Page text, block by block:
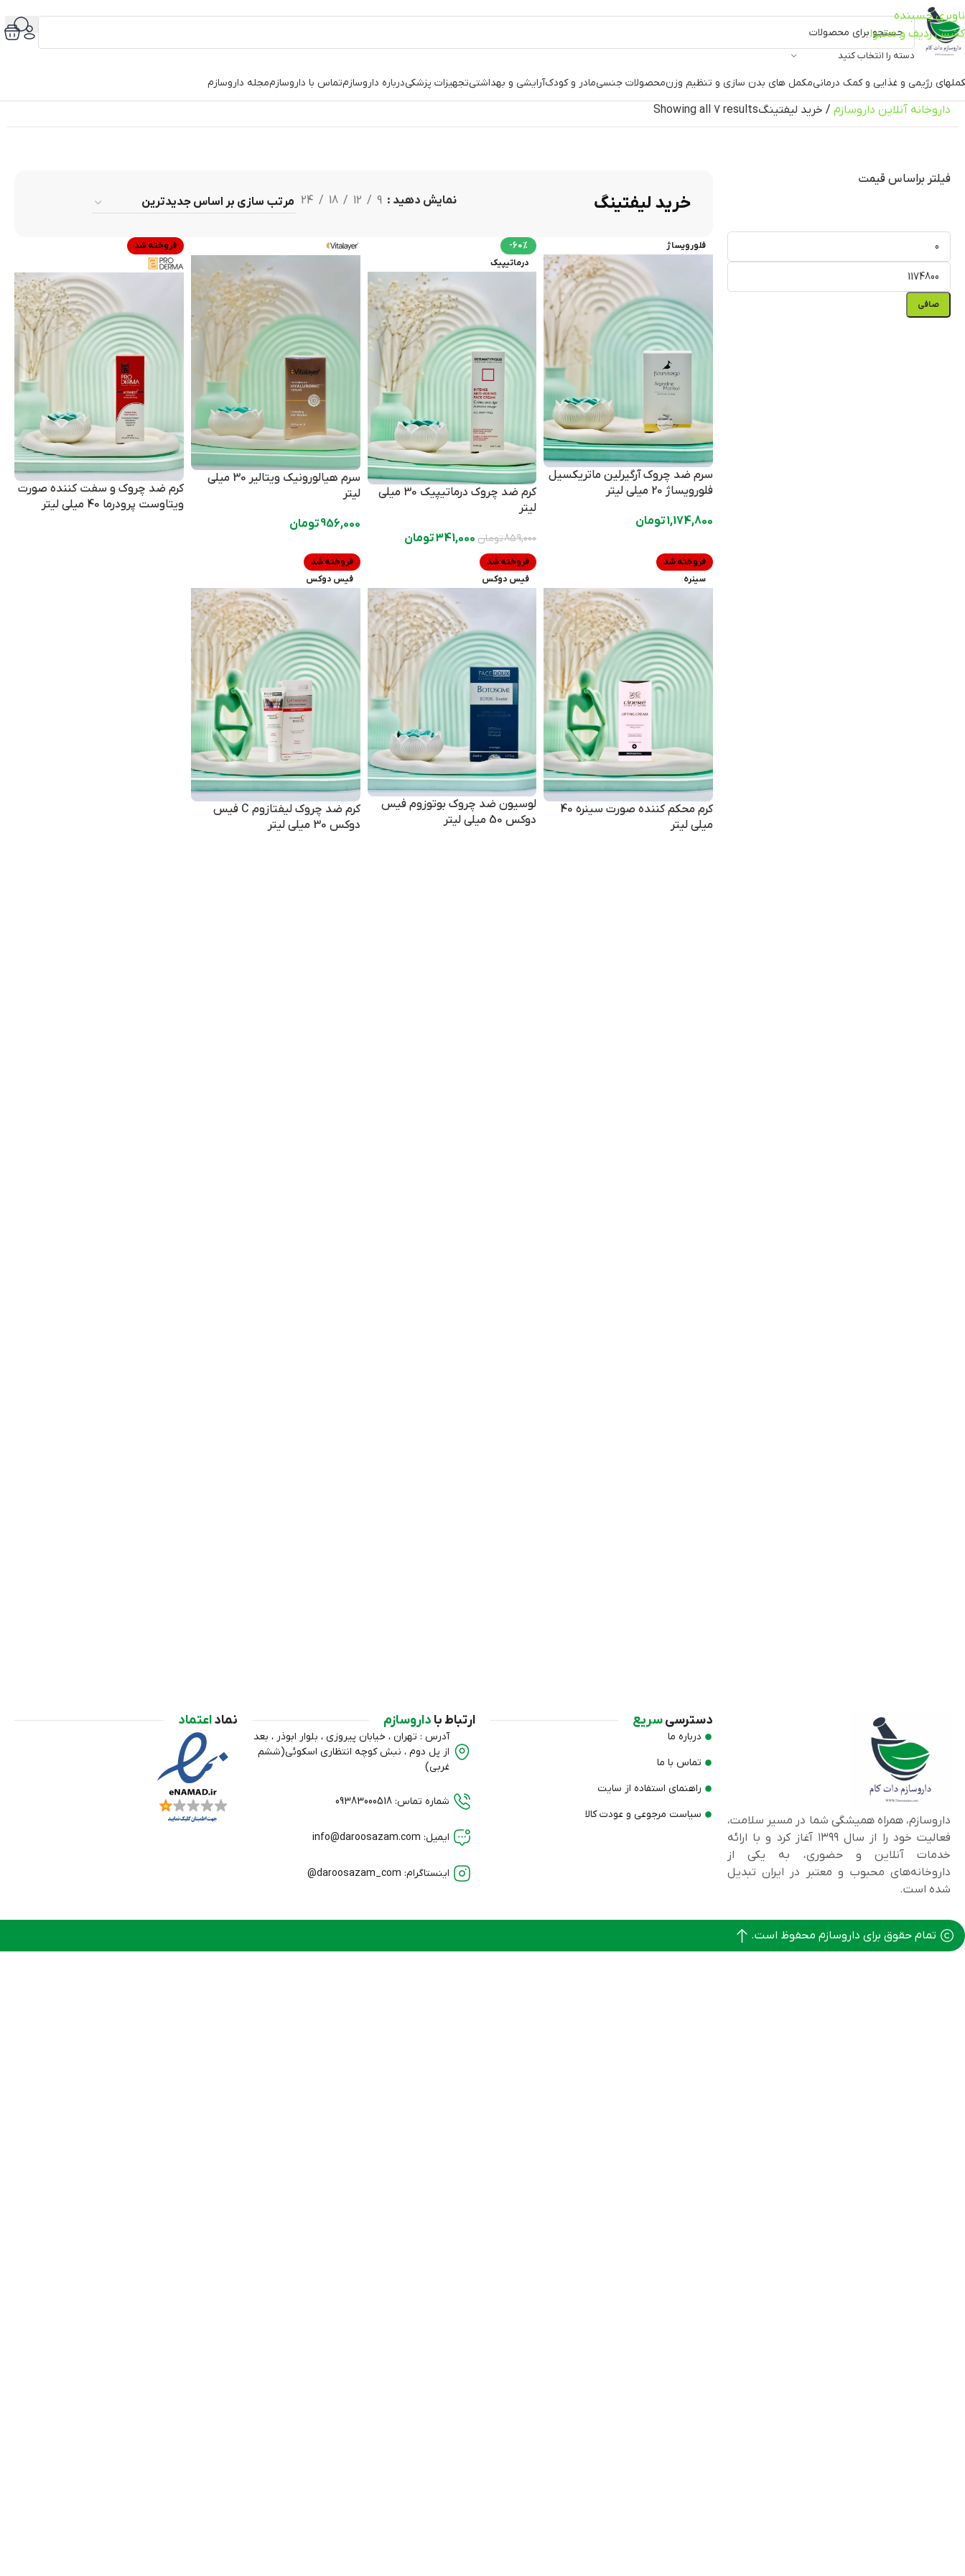
ناوبری چسبنده
کشش ردیف و محتوا
دسته را انتخاب کنید
رژیمی و غذایی و کمک درمانیمکمل های بدن سازی و تنظیم وزنمحصولات جنسیمادر و کودکآرایشی و بهداشتیتجهیزات پزشکیدرباره داروسازمتماس با داروسازممجله داروسازم
داروخانه آنلاین داروسازم / خرید لیفتینگShowing all 7 results
فیلتر براساس قیمت
صافی
خرید لیفتینگ نمایش دهید 9
12
18
24
فلورویساژ
سرم ضد چروک آرگیرلین ماتریکسیل
فلورویساژ 20 میلی لیتر
1,174,800تومان
-60%
درماتیپیک
کرم ضد چروک درماتیپیک 30 میلی
لیتر
859,000تومان 341,000تومان
سرم هیالورونیک ویتالیر 30 میلی
لیتر
956,000تومان
فروخته شد
کرم ضد چروک و سفت کننده صورت
ویتاوست پرودرما 40 میلی لیتر
فروخته شد
سینره
کرم محکم کننده صورت سینره 40
میلی لیتر
فروخته شد
فیس دوکس
لوسیون ضد چروک بوتوزوم فیس
دوکس 50 میلی لیتر
فروخته شد
فیس دوکس
کرم ضد چروک لیفتازوم C فیس
دوکس 30 میلی لیتر
داروسازم، همراه همیشگی شما در مسیر سلامت،
فعالیت خود را از سال ۱۳۹۹ آغاز کرد و با ارائه
خدمات آنلاین و حضوری، به یکی از
داروخانه‌های محبوب و معتبر در ایران تبدیل
شده است.
دسترسیسریع
درباره ما
تماس با ما
راهنمای استفاده از سایت
سیاست مرجوعی و عودت کالا
ارتباط با داروسازم
آدرس : تهران ، خیابان پیروزی ، بلوار ابوذر ، بعد
از پل دوم ، نبش کوچه انتظاري اسکوئی(ششم
غربی)
شماره تماس: 09383000518
ایمیل: info@daroosazam.com
اینستاگرام: daroosazam_com@
نماداعتماد
تمام حقوق برای داروسازم محفوظ است.